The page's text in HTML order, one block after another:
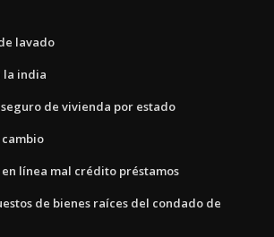
lavado
la india
de vivienda por estado
línea mal crédito préstamos
de bienes raíces del condado de